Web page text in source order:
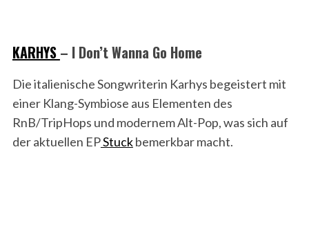
KARHYS – I Don’t Wanna Go Home
Die italienische Songwriterin Karhys begeistert mit
einer Klang-Symbiose aus Elementen des
RnB/TripHops und modernem Alt-Pop, was sich auf
der aktuellen EPStuckbemerkbar macht.